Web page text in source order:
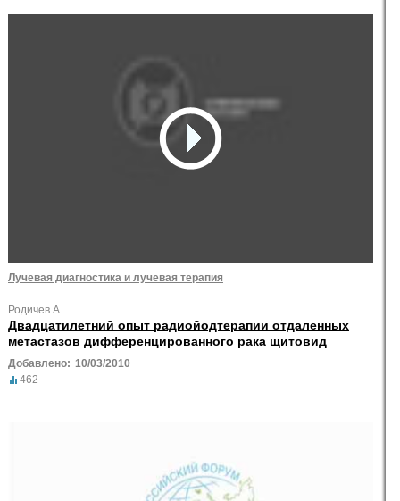
Лучевая диагностика и лучевая терапия
Родичев А.
Двадцатилетний опыт радиойодтерапии отдаленных
метастазов дифференцированного рака щитовид
Добавлено: 10/03/2010
462